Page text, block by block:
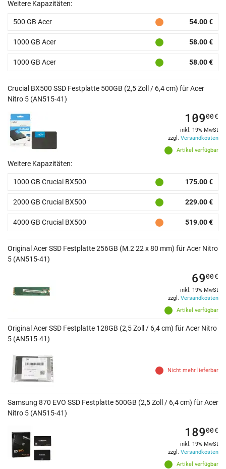
Weitere Kapazitäten:
500 GB Acer 54.00 €
1000 GB Acer 58.00 €
1000 GB Acer 58.00 €
Crucial BX500 SSD Festplatte 500GB (2,5 Zoll / 6,4 cm) für Acer
Nitro 5 (AN515-41)
Artikel verfügbar
10900€
inkl. 19% MwSt
zzgl. Versandkosten
Weitere Kapazitäten:
1000 GB Crucial BX500 175.00 €
2000 GB Crucial BX500 229.00 €
4000 GB Crucial BX500 519.00 €
Original Acer SSD Festplatte 256GB (M.2 22 x 80 mm) für Acer Nitro
5 (AN515-41)
Artikel verfügbar
6900€
inkl. 19% MwSt
zzgl. Versandkosten
Original Acer SSD Festplatte 128GB (2,5 Zoll / 6,4 cm) für Acer Nitro
5 (AN515-41)
Nicht mehr lieferbar
Samsung 870 EVO SSD Festplatte 500GB (2,5 Zoll / 6,4 cm) für Acer
Nitro 5 (AN515-41)
Artikel verfügbar
18900€
inkl. 19% MwSt
zzgl. Versandkosten